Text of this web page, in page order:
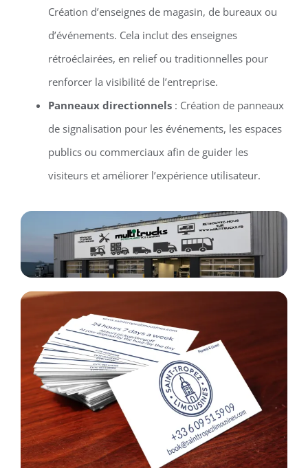
Création d’enseignes de magasin, de bureaux ou
d’événements. Cela inclut des enseignes
rétroéclairées, en relief ou traditionnelles pour
renforcer la visibilité de l’entreprise.
Panneaux directionnels: Création de panneaux
de signalisation pour les événements, les espaces
publics ou commerciaux afin de guider les
visiteurs et améliorer l’expérience utilisateur.